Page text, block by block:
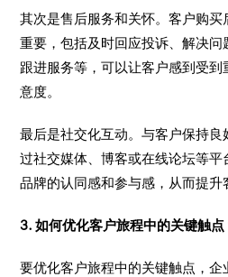
其次是售后服务和关怀。客户购
重要，包括及时回应投诉、解决
跟进服务等，可以让客户感到受
意度。
最后是社交化互动。与客户保持良
过社交媒体、博客或在线论坛等
品牌的认同感和参与感，从而提升
3. 如何优化客户旅程中的关键触点
要优化客户旅程中的关键触点，